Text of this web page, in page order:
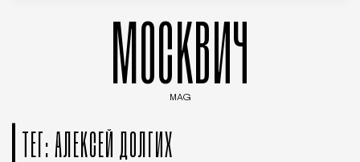
МОСКВИЧ
MAG
ТЕГ: АЛЕКСЕЙ ДОЛГИХ